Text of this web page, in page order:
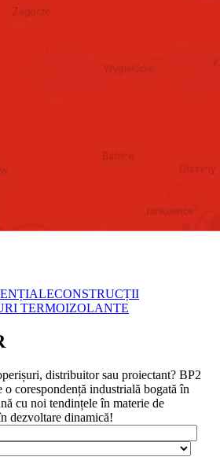
CONSTRUCȚII
TERMOIZOLANTE
distribuitor sau proiectant? BP2
o corespondență industrială bogată în
cu noi tendințele în materie de
dezvoltare dinamică!